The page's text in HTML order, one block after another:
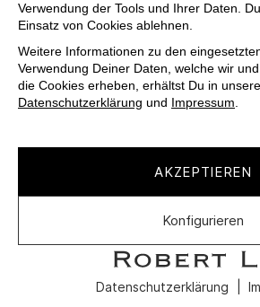
Verwendung der Tools und Ihrer Daten.
Einsatz von Cookies ablehnen.
Weitere Informationen zu den
Verwendung Deiner Daten, welche wir
die Cookies erheben, erhältst Du in
Datenschutzerklärung und Impressum.
AKZEPTIEREN
Konfigurieren
Datenschutzerklärung